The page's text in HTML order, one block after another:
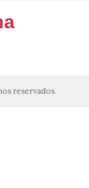
reservados.